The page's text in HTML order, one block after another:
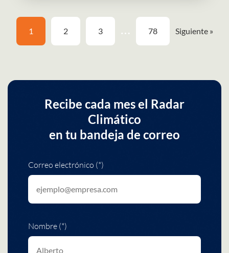
1 2 3 … 78 Siguiente »
Recibe cada mes el Radar
Climático
en tu bandeja de correo
Correo electrónico (*)
Nombre (*)